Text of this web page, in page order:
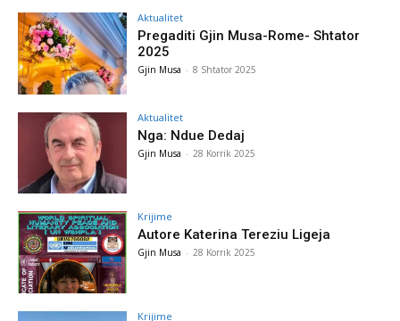
Aktualitet
Pregaditi Gjin Musa-Rome- Shtator
2025
Gjin Musa - 8 Shtator 2025
Aktualitet
Nga: Ndue Dedaj
Gjin Musa - 28 Korrik 2025
Krijime
Autore Katerina Tereziu Ligeja
Gjin Musa - 28 Korrik 2025
Krijime